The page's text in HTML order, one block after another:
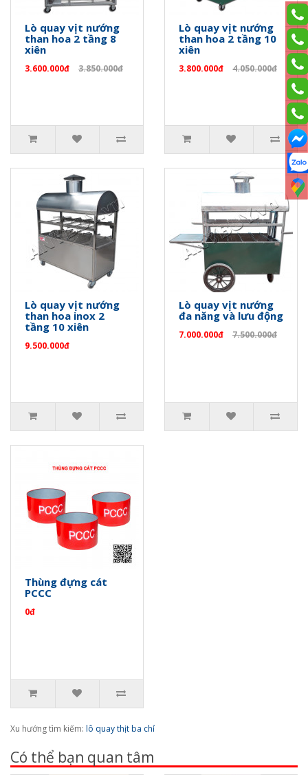
Lò quay vịt nướng
than hoa 2 tầng 8
xiên
3.600.000đ 3.850.000đ
Lò quay vịt nướng
than hoa 2 tầng 10
xiên
3.800.000đ 4.050.000đ
Lò quay vịt nướng
than hoa inox 2
tầng 10 xiên
9.500.000đ
Lò quay vịt nướng
đa năng và lưu động
7.000.000đ 7.500.000đ
Thùng đựng cát
PCCC
0đ
Xu hướng tìm kiếm: lô quay thịt ba chỉ
Có thể bạn quan tâm